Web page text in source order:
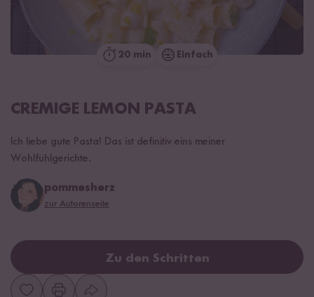
20 min Einfach
CREMIGE LEMON PASTA
Ich liebe gute Pasta! Das ist definitiv eins meiner
Wohlfühlgerichte.
pommesherz
zur Autorenseite
Zu den Schritten